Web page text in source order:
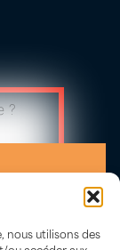
nous utilisons des
?